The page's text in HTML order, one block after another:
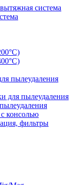
система
пылеудаления
для пылеудаления
консолью
фильтры